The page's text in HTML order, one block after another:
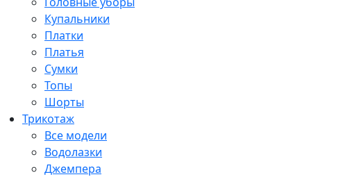
Купальники
Платки
Платья
Сумки
Топы
Шорты
Трикотаж
Все модели
Водолазки
Джемпера